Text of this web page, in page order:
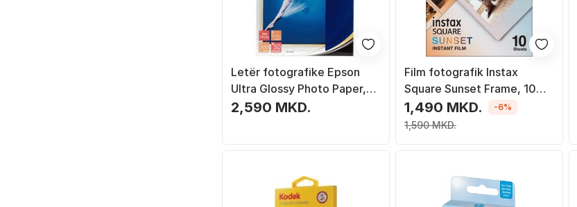
Letër fotografike Epson
Ultra Glossy Photo Paper,
300g/m², 4x6", 50 fletë
2,590 MKD.
Film fotografik Instax
Square Sunset Frame, 10
pozicione, korniza me
motive perëndimi
1,490 MKD.
1,590 MKD.
-6%